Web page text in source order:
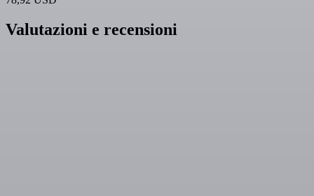
Valutazioni e recensioni